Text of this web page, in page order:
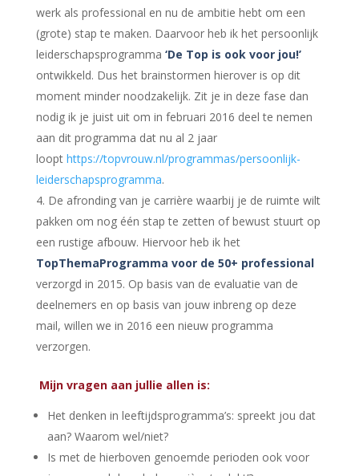
werk als professional en nu de ambitie hebt om een
(grote) stap te maken. Daarvoor heb ik het persoonlijk
leiderschapsprogramma ‘De Top is ook voor jou!’
ontwikkeld. Dus het brainstormen hierover is op dit
moment minder noodzakelijk. Zit je in deze fase dan
nodig ik je juist uit om in februari 2016 deel te nemen
aan dit programma dat nu al 2 jaar
loopt https://topvrouw.nl/programmas/persoonlijk-
leiderschapsprogramma.
De afronding van je carrière waarbij je de ruimte wilt
pakken om nog één stap te zetten of bewust stuurt op
een rustige afbouw. Hiervoor heb ik het
TopThemaProgramma voor de 50+ professional
verzorgd in 2015. Op basis van de evaluatie van de
deelnemers en op basis van jouw inbreng op deze
mail, willen we in 2016 een nieuw programma
verzorgen.
Mijn vragen aan jullie allen is:
Het denken in leeftijdsprogramma’s: spreekt jou dat
aan? Waarom wel/niet?
Is met de hierboven genoemde perioden ook voor